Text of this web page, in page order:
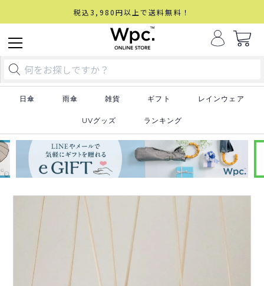
税込3,980円以上で送料無料！
日傘 雨傘 雑貨 ギフト レインウェア
UVグッズ ランキング